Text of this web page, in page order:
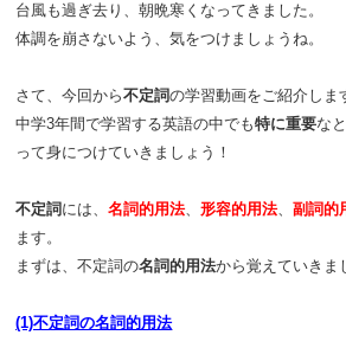
台風も過ぎ去り、朝晩寒くなってきました。
体調を崩さないよう、気をつけましょうね。
さて、今回から不定詞の学習動画をご紹介しま
中学3年間で学習する英語の中でも特に重要な
って身につけていきましょう！
不定詞には、名詞的用法、形容的用法、副詞的
ます。
まずは、不定詞の名詞的用法から覚えていきま
(1)不定詞の名詞的用法